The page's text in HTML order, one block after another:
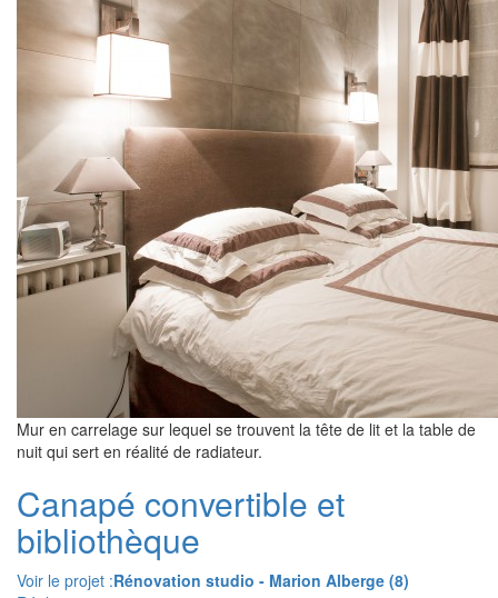
Mur en carrelage sur lequel se trouvent la tête de lit et la table de
nuit qui sert en réalité de radiateur.
Canapé convertible et
bibliothèque
Voir le projet :Rénovation studio - Marion Alberge (8)